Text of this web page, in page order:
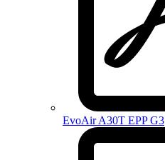
EvoAir A30T EPP G3